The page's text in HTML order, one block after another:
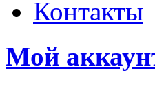
Контакты
Мой